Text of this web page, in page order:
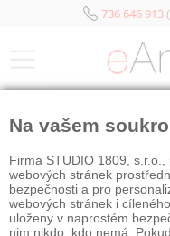
736 646 913
Na vašem
Firma STUDIO 1809,
webových stránek
bezpečnosti a pro
webových stránek i
uloženy v naprostém
nim nikdo, kdo nemá.